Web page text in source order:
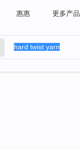
惠惠 更多产品